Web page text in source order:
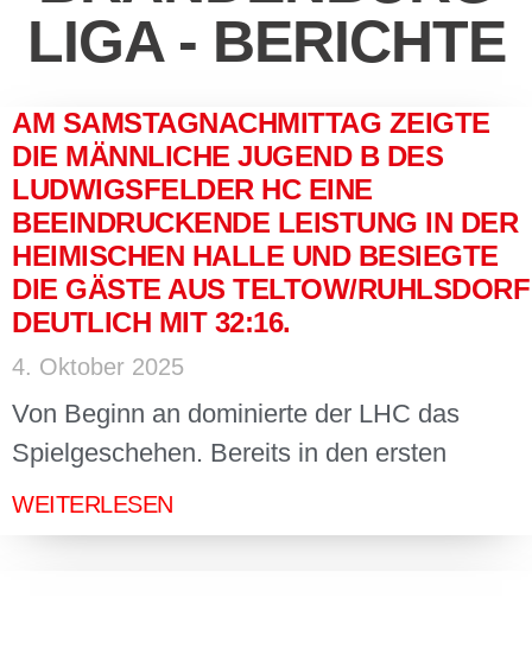
LIGA - BERICHTE
AM SAMSTAGNACHMITTAG ZEIGTE
DIE MÄNNLICHE JUGEND B DES
LUDWIGSFELDER HC EINE
BEEINDRUCKENDE LEISTUNG IN DER
HEIMISCHEN HALLE UND BESIEGTE
DIE GÄSTE AUS TELTOW/RUHLSDORF
DEUTLICH MIT 32:16.
4. Oktober 2025
Von Beginn an dominierte der LHC das
Spielgeschehen. Bereits in den ersten
WEITERLESEN